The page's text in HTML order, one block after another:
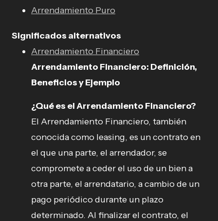
Arrendamiento Puro
Significados alternativos
Arrendamiento Financiero
Arrendamiento Financiero: Definición,
Beneficios y Ejemplo
¿Qué es el Arrendamiento Financiero?
El Arrendamiento Financiero, también
conocida como leasing, es un contrato en
el que una parte, el arrendador, se
compromete a ceder el uso de un bien a
otra parte, el arrendatario, a cambio de un
pago periódico durante un plazo
determinado. Al finalizar el contrato, el